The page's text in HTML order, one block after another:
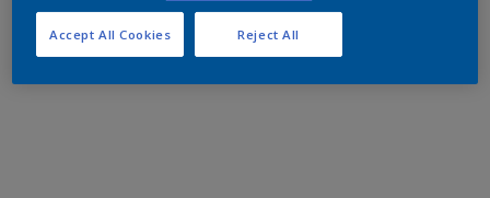
Reject All
Accept All Cookies